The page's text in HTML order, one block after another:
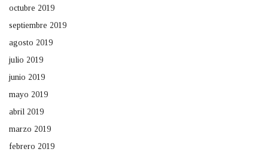
octubre 2019
septiembre 2019
agosto 2019
julio 2019
junio 2019
mayo 2019
abril 2019
marzo 2019
febrero 2019